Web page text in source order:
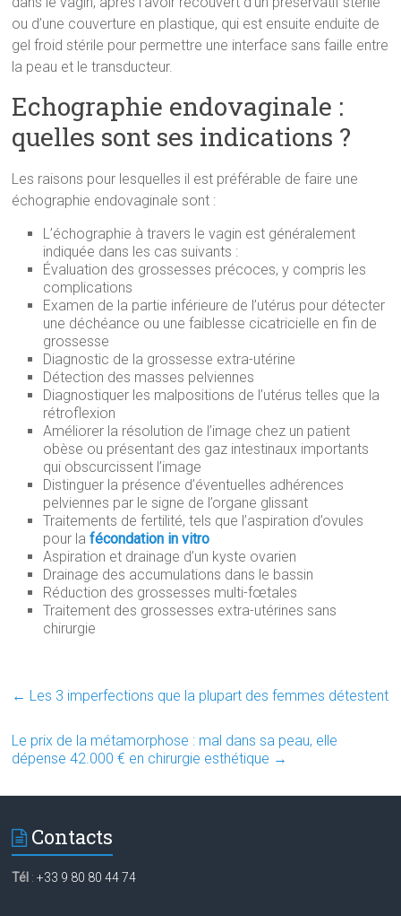
ou d’une couverture en plastique, qui est ensuite enduite de
gel froid stérile pour permettre une interface sans faille entre
la peau et le transducteur.
Echographie endovaginale :
quelles sont ses indications ?
Les raisons pour lesquelles il est préférable de faire une
échographie endovaginale sont :
L’échographie à travers le vagin est généralement
indiquée dans les cas suivants :
Évaluation des grossesses précoces, y compris les
complications
Examen de la partie inférieure de l’utérus pour détecter
une déchéance ou une faiblesse cicatricielle en fin de
grossesse
Diagnostic de la grossesse extra-utérine
Détection des masses pelviennes
Diagnostiquer les malpositions de l’utérus telles que la
rétroflexion
Améliorer la résolution de l’image chez un patient
obèse ou présentant des gaz intestinaux importants
qui obscurcissent l’image
Distinguer la présence d’éventuelles adhérences
pelviennes par le signe de l’organe glissant
Traitements de fertilité, tels que l’aspiration d’ovules
pour lafécondation in vitro
Aspiration et drainage d’un kyste ovarien
Drainage des accumulations dans le bassin
Réduction des grossesses multi-fœtales
Traitement des grossesses extra-utérines sans
chirurgie
← Les 3 imperfections que la plupart des femmes détestent
Le prix de la métamorphose : mal dans sa peau, elle
dépense 42.000 € en chirurgie esthétique →
Contacts
Tél :+33 9 80 80 44 74